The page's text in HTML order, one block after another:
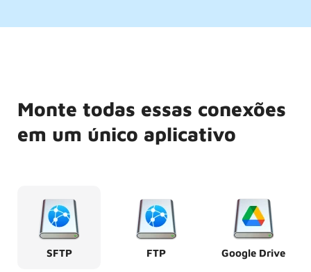
Monte todas essas conexões
em um único aplicativo
SFTP FTP Google Drive